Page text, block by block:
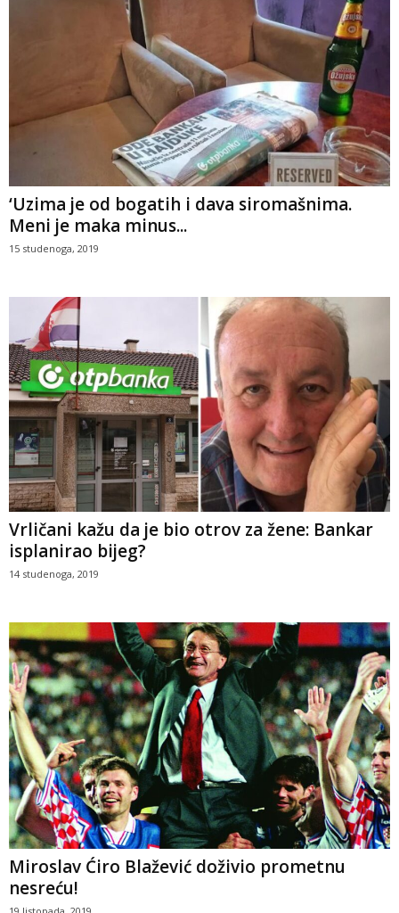
‘Uzima je od bogatih i dava siromašnima.
Meni je maka minus...
15 studenoga, 2019
Vrličani kažu da je bio otrov za žene: Bankar
isplanirao bijeg?
14 studenoga, 2019
Miroslav Ćiro Blažević doživio prometnu
nesreću!